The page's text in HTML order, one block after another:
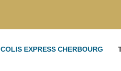
COLIS EXPRESS CHERBOURG